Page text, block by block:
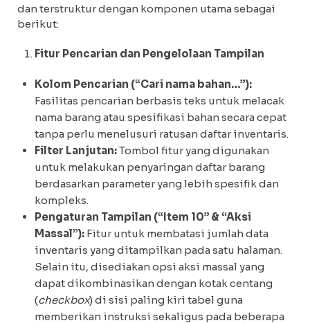
dan terstruktur dengan komponen utama sebagai
berikut:
Fitur Pencarian dan Pengelolaan Tampilan
Kolom Pencarian (“Cari nama bahan…”):
Fasilitas pencarian berbasis teks untuk melacak
nama barang atau spesifikasi bahan secara cepat
tanpa perlu menelusuri ratusan daftar inventaris.
Filter Lanjutan:Tombol fitur yang digunakan
untuk melakukan penyaringan daftar barang
berdasarkan parameter yang lebih spesifik dan
kompleks.
Pengaturan Tampilan (“Item 10” & “Aksi
Massal”): Fitur untuk membatasi jumlah data
inventaris yang ditampilkan pada satu halaman.
Selain itu, disediakan opsi aksi massal yang
dapat dikombinasikan dengan kotak centang
(checkbox) di sisi paling kiri tabel guna
memberikan instruksi sekaligus pada beberapa